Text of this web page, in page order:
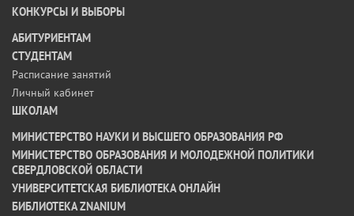
КОНКУРСЫ И ВЫБОРЫ
АБИТУРИЕНТАМ
СТУДЕНТАМ
Расписание занятий
Личный кабинет
ШКОЛАМ
МИНИСТЕРСТВО НАУКИ И ВЫСШЕГО ОБРАЗОВАНИЯ РФ
МИНИСТЕРСТВО ОБРАЗОВАНИЯ И МОЛОДЕЖНОЙ ПОЛИТИКИ
СВЕРДЛОВСКОЙ ОБЛАСТИ
УНИВЕРСИТЕТСКАЯ БИБЛИОТЕКА ОНЛАЙН
БИБЛИОТЕКА ZNANIUM